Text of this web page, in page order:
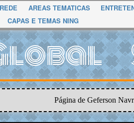
AREAS TEMATICAS
CAPAS E TEMAS NING
Página de Geferson